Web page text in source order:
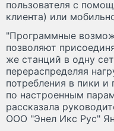
пользователя с
клиента) или
"Программные
позволяют
же станций в одну
перераспределяя
потребления в пики и
по настроенным
рассказала
ООО "Энел Икс Рус"